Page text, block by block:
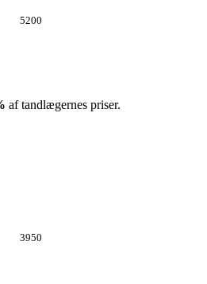
5200
af tandlægernes priser.
3950